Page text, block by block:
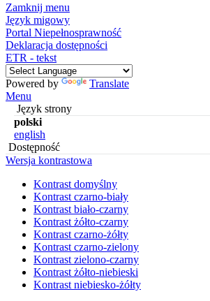
Zamknij menu
Język migowy
Portal Niepełnosprawność
Deklaracja dostępności
ETR - tekst
Powered by
Translate
Menu
Język strony
polski
english
Dostępność
Wersja kontrastowa
Kontrast domyślny
Kontrast czarno-biały
Kontrast biało-czarny
Kontrast żółto-czarny
Kontrast czarno-żółty
Kontrast czarno-zielony
Kontrast zielono-czarny
Kontrast żółto-niebieski
Kontrast niebiesko-żółty